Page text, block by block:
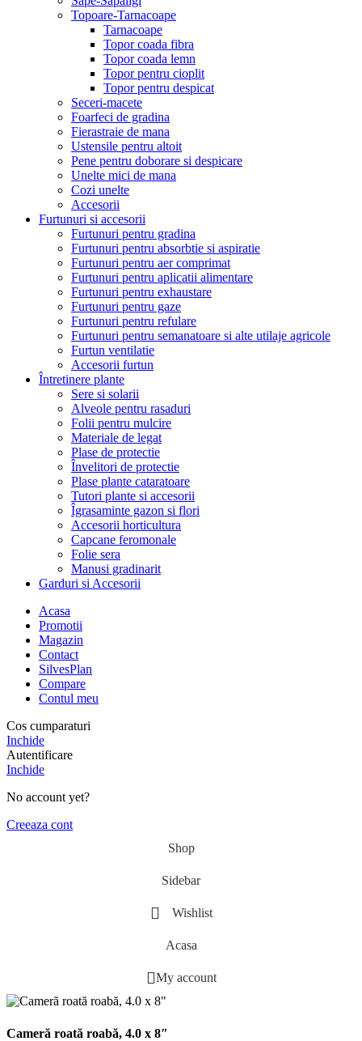
Topoare-Tarnacoape
Tarnacoape
Topor coada fibra
Topor coada lemn
Topor pentru cioplit
Topor pentru despicat
Seceri-macete
Foarfeci de gradina
Fierastraie de mana
Ustensile pentru altoit
Pene pentru doborare si despicare
Unelte mici de mana
Cozi unelte
Accesorii
Furtunuri si accesorii
Furtunuri pentru gradina
Furtunuri pentru absorbtie si aspiratie
Furtunuri pentru aer comprimat
Furtunuri pentru aplicatii alimentare
Furtunuri pentru exhaustare
Furtunuri pentru gaze
Furtunuri pentru refulare
Furtunuri pentru semanatoare si alte utilaje agricole
Furtun ventilatie
Accesorii furtun
Întretinere plante
Sere si solarii
Alveole pentru rasaduri
Folii pentru mulcire
Materiale de legat
Plase de protectie
Învelitori de protectie
Plase plante cataratoare
Tutori plante si accesorii
Îgrasaminte gazon si flori
Accesorii horticultura
Capcane feromonale
Folie sera
Manusi gradinarit
Garduri si Accesorii
Acasa
Promotii
Magazin
Contact
SilvesPlan
Compare
Contul meu
Cos cumparaturi
Inchide
Autentificare
Inchide
No account yet?
Creeaza cont
Shop
Sidebar
Wishlist
Acasa
My account
Cameră roată roabă, 4.0 x 8″